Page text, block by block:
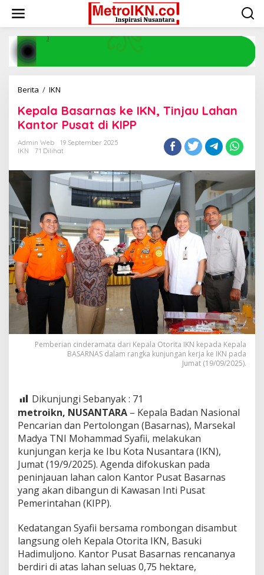
konten
Berita / IKN
ke
IKN,
Tinjau
Lahan
Kantor
di
KIPP
Kepala Basarnas ke IKN, Tinjau Lahan
Kantor Pusat di KIPP
Admin Web
19 September 2025
IKN
71 Dilihat
Pemberian cinderamata dari Kepala Otorita IKN kepada Kepala
BASARNAS dalam rangka kunjungan kerja ke IKN pada
Jumat (19/09/2025).
Dikunjungi Sebanyak : 71
metroikn, NUSANTARA – Kepala Badan Nasional
Pencarian dan Pertolongan (Basarnas), Marsekal
Madya TNI Mohammad Syafii, melakukan
kunjungan kerja ke Ibu Kota Nusantara (IKN),
Jumat (19/9/2025). Agenda difokuskan pada
peninjauan lahan calon Kantor Pusat Basarnas
yang akan dibangun di Kawasan Inti Pusat
Pemerintahan (KIPP).
Kedatangan Syafii bersama rombongan disambut
langsung oleh Kepala Otorita IKN, Basuki
Hadimuljono. Kantor Pusat Basarnas rencananya
berdiri di atas lahan seluas 0,75 hektare,